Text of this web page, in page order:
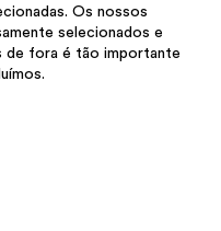
Os nossos
selecionados e
de fora é tão importante